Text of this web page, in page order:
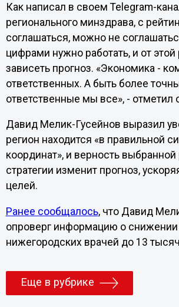
Как написал в своем Telegram-
регионального минздрава, с
соглашаться, можно не
цифрами нужно работать, и от этой
зависеть прогноз. «Экономика -
ответственных. А быть более
ответственные мы все», - отметил
Давид Мелик-Гусейнов выразил
регион находится «в правильной
координат», и верность
стратегии изменит прогноз,
целей.
Ранее сообщалось, что Давид
опроверг информацию о снижении
нижегородских врачей до 13
Еще в рубрике